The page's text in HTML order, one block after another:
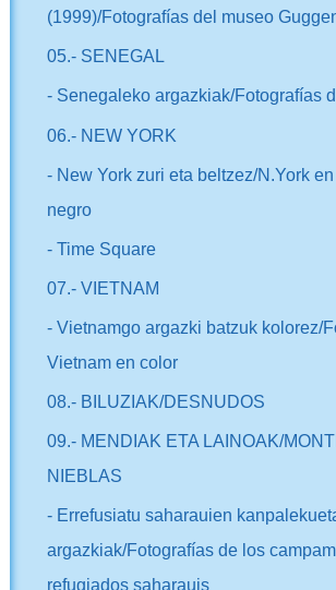
(1999)/Fotografías del museo
05.- SENEGAL
- Senegaleko argazkiak/Fotografías
06.- NEW YORK
- New York zuri eta beltzez/N.York
negro
- Time Square
07.- VIETNAM
- Vietnamgo argazki batzuk kolorez/
Vietnam en color
08.- BILUZIAK/DESNUDOS
09.- MENDIAK ETA LAINOAK/
NIEBLAS
- Errefusiatu saharauien
argazkiak/Fotografías de los
refugiados saharauis